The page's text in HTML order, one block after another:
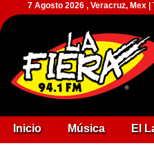
7 Agosto 2026 , Veracruz, Mex
Inicio Música El